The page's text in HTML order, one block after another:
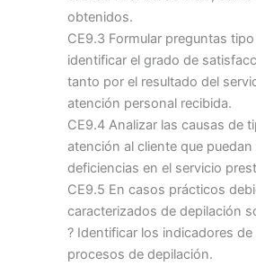
obtenidos.
CE9.3 Formular preguntas
identificar el grado de
tanto por el resultado del
atención personal recibida.
CE9.4 Analizar las causas de
atención al cliente que puedan
deficiencias en el servicio
CE9.5 En casos prácticos
caracterizados de depilación
? Identificar los indicadores
procesos de depilación.